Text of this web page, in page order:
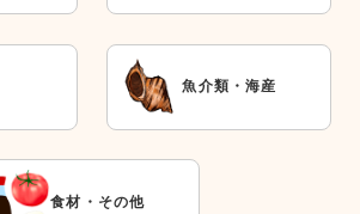
魚介類・海産
食材・その他